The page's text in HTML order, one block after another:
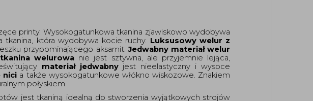
printy. Wysokogatunkowa tkanina zjawiskowo wydobywa
tkanina, która wydobywa kocie ruchy. Luksusowy welur z
przypominającego aksamit. Jedwabny materiał welur
welurowa nie jest sztywna, ale przyjemnie lejąca,
materiał jedwabny jest nieelastyczny i wysoce
nici a także wysokogatunkowe włókno wiskozowe. Znakiem
połyskiem.
jest tkaniną idealną do stworzenia wyjątkowych strojów